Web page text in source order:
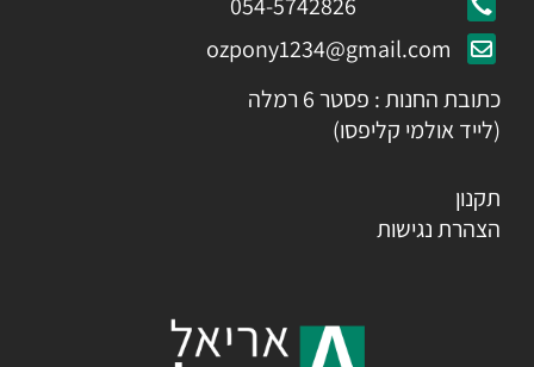
ozpony1234@gmail.com
כתובת החנות : פסטר 6 רמלה
(לייד אולמי קליפסו)
תקנון
הצהרת נגישות